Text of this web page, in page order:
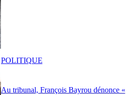
Au tribunal, François Bayrou dénonce «
POLITIQUE